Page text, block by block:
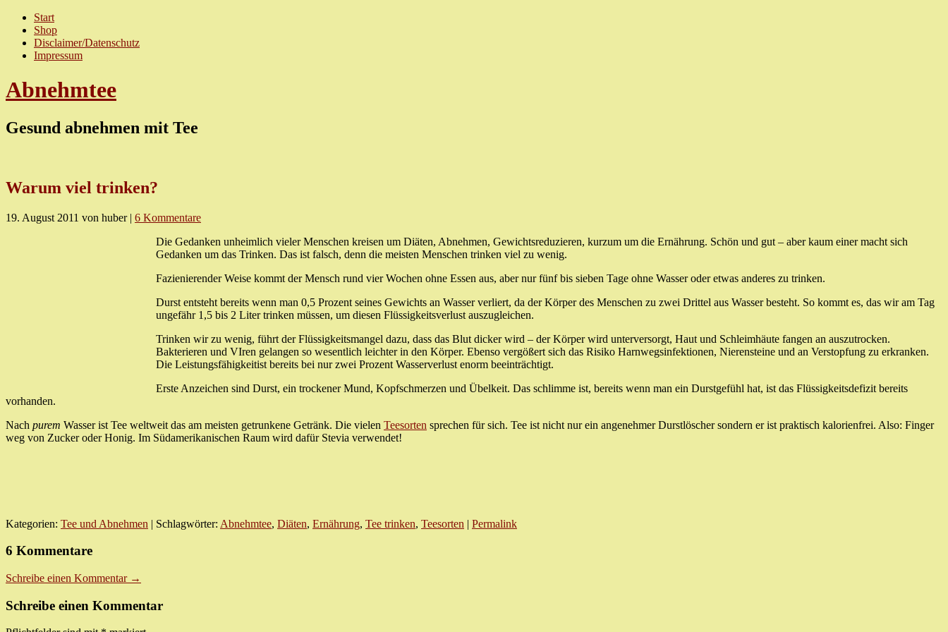
Start
Shop
Disclaimer/Datenschutz
Impressum
Abnehmtee
Gesund abnehmen mit Tee
Warum viel trinken?
19. August 2011 von huber| 6 Kommentare
Die Gedanken unheimlich vieler Menschen kreisen um Diäten, Abnehmen, Gewichtsreduzieren, kurzum um die Ernährung. Schön und gut – aber kaum einer macht sich
Gedanken um das Trinken. Das ist falsch, denn die meisten Menschen trinken viel zu wenig.
Fazienierender Weise kommt der Mensch rund vier Wochen ohne Essen aus, aber nur fünf bis sieben Tage ohne Wasser oder etwas anderes zu trinken.
Durst entsteht bereits wenn man 0,5 Prozent seines Gewichts an Wasser verliert, da der Körper des Menschen zu zwei Drittel aus Wasser besteht. So kommt es, das wir am Tag
ungefähr 1,5 bis 2 Liter trinken müssen, um diesen Flüssigkeitsverlust auszugleichen.
Trinken wir zu wenig, führt der Flüssigkeitsmangel dazu, dass das Blut dicker wird – der Körper wird unterversorgt, Haut und Schleimhäute fangen an auszutrocken.
Bakterieren und VIren gelangen so wesentlich leichter in den Körper. Ebenso vergößert sich das Risiko Harnwegsinfektionen, Nierensteine und an Verstopfung zu erkranken.
Die Leistungsfähigkeitist bereits bei nur zwei Prozent Wasserverlust enorm beeinträchtigt.
Erste Anzeichen sind Durst, ein trockener Mund, Kopfschmerzen und Übelkeit. Das schlimme ist, bereits wenn man ein Durstgefühl hat, ist das Flüssigkeitsdefizit bereits
vorhanden.
Nach purem Wasser ist Tee weltweit das am meisten getrunkene Getränk. Die vielen Teesorten sprechen für sich. Tee ist nicht nur ein angenehmer Durstlöscher sondern er ist praktisch kalorienfrei. Also: Finger
weg von Zucker oder Honig. Im Südamerikanischen Raum wird dafür Stevia verwendet!
Kategorien: Tee und Abnehmen | Schlagwörter: Abnehmtee, Diäten, Ernährung, Tee trinken, Teesorten | Permalink
6 Kommentare
Schreibe einen Kommentar →
Schreibe einen Kommentar